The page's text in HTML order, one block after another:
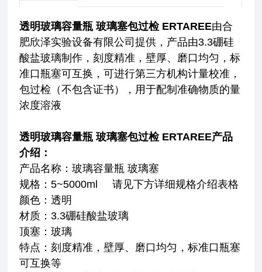
透明玻璃容量瓶 玻璃塞包过检 ERTAREE由合
肥欣泽实验设备有限公司提供，产品由3.3硼硅
酸盐玻璃制作，刻度精准，壁厚、磨口均匀，标
准口瓶塞可互换，可进行第三方机构计量校准，
包过检（不包含证书），用于配制准确物质的量
浓度溶液
透明玻璃容量瓶 玻璃塞包过检 ERTAREE产品
介绍：
产品名称：玻璃容量瓶 玻璃塞
规格：5~5000ml 请见下方详细规格介绍表格
颜色：透明
材质：3.3硼硅酸盐玻璃
顶塞：玻璃
特点：刻度精准，壁厚、磨口均匀，标准口瓶塞
可互换等